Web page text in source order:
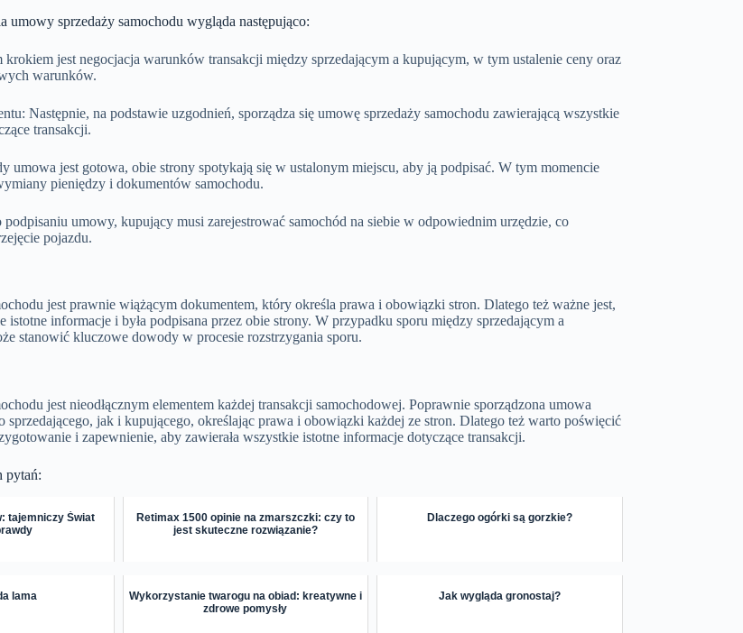
umowy sprzedaży samochodu wygląda następująco:
krokiem jest negocjacja warunków transakcji między sprzedającym a kupującym, w tym ustalenie ceny oraz
warunków.
Następnie, na podstawie uzgodnień, sporządza się umowę sprzedaży samochodu zawierającą wszystkie
transakcji.
umowa jest gotowa, obie strony spotykają się w ustalonym miejscu, aby ją podpisać. W tym momencie
pieniędzy i dokumentów samochodu.
podpisaniu umowy, kupujący musi zarejestrować samochód na siebie w odpowiednim urzędzie, co
pojazdu.
jest prawnie wiążącym dokumentem, który określa prawa i obowiązki stron. Dlatego też ważne jest,
istotne informacje i była podpisana przez obie strony. W przypadku sporu między sprzedającym a
stanowić kluczowe dowody w procesie rozstrzygania sporu.
jest nieodłącznym elementem każdej transakcji samochodowej. Poprawnie sporządzona umowa
sprzedającego, jak i kupującego, określając prawa i obowiązki każdej ze stron. Dlatego też warto poświęcić
i zapewnienie, aby zawierała wszystkie istotne informacje dotyczące transakcji.
pytań:
tajemniczy Świat
Retimax 1500 opinie na zmarszczki: czy to
jest skuteczne rozwiązanie?
Dlaczego ogórki są gorzkie?
lama
Wykorzystanie twarogu na obiad: kreatywne i
zdrowe pomysły
Jak wygląda gronostaj?